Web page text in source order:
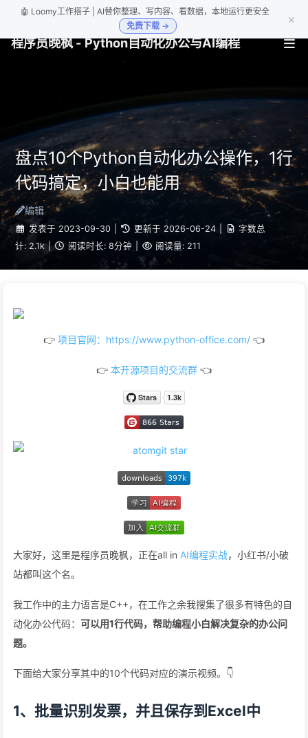
🤖 Loomy工作搭子 | AI替你整理、写内容、看数据，本地运行更安全
免费下载 →
×
程序员晚枫 - Python自动化办公与AI编程
盘点10个Python自动化办公操作，1行
代码搞定，小白也能用
编辑
发表于 2023-09-30 更新于 2026-06-24
字数总
计: 2.1k | 阅读时长: 8分钟 阅读量: 211
👉 项目官网：https://www.python-office.com/ 👈
👉 本开源项目的交流群 👈
大家好，这里是程序员晚枫，正在all in AI编程实战，小红书/小破
站都叫这个名。
我工作中的主力语言是C++，在工作之余我搜集了很多有特色的自
动化办公代码： 可以用1行代码，帮助编程小白解决复杂的办公问
题。
下面给大家分享其中的10个代码对应的演示视频。👇
1、批量识别发票，并且保存到Excel中